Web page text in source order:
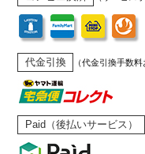
代金引換 （代金引換手数料
Paid（後払いサービス）